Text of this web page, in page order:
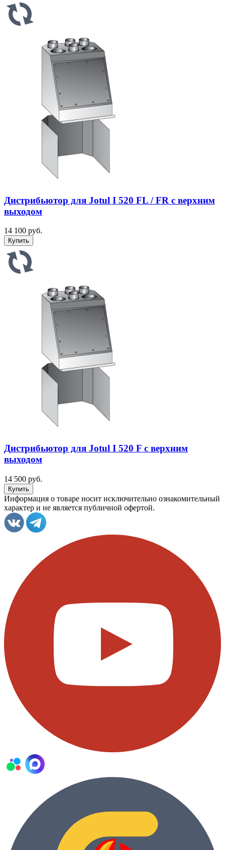
Дистрибьютор для Jotul I 520 FL / FR с верхним
выходом
14 100 руб.
Дистрибьютор для Jotul I 520 F с верхним
выходом
14 500 руб.
Информация о товаре носит исключительно ознакомительный
характер и не является публичной офертой.